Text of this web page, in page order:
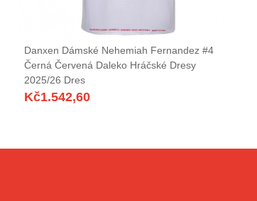
Danxen Dámské Nehemiah Fernandez #4
Černá Červená Daleko Hráčské Dresy
2025/26 Dres
Kč1.542,60